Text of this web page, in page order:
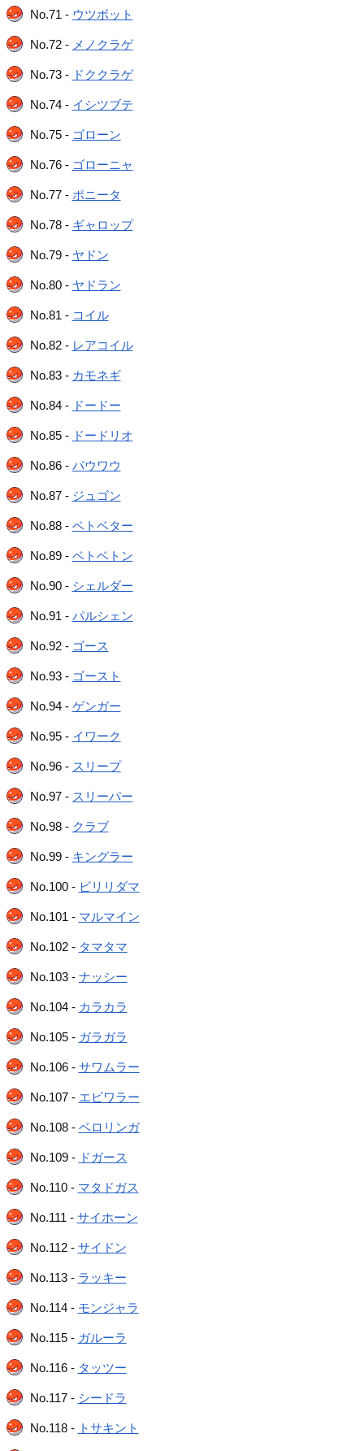
No.71 - ウツボット
No.72 - メノクラゲ
No.73 - ドククラゲ
No.74 - イシツブテ
No.75 - ゴローン
No.76 - ゴローニャ
No.77 - ポニータ
No.78 - ギャロップ
No.79 - ヤドン
No.80 - ヤドラン
No.81 - コイル
No.82 - レアコイル
No.83 - カモネギ
No.84 - ドードー
No.85 - ドードリオ
No.86 - パウワウ
No.87 - ジュゴン
No.88 - ベトベター
No.89 - ベトベトン
No.90 - シェルダー
No.91 - パルシェン
No.92 - ゴース
No.93 - ゴースト
No.94 - ゲンガー
No.95 - イワーク
No.96 - スリープ
No.97 - スリーパー
No.98 - クラブ
No.99 - キングラー
No.100 - ビリリダマ
No.101 - マルマイン
No.102 - タマタマ
No.103 - ナッシー
No.104 - カラカラ
No.105 - ガラガラ
No.106 - サワムラー
No.107 - エビワラー
No.108 - ベロリンガ
No.109 - ドガース
No.110 - マタドガス
No.111 - サイホーン
No.112 - サイドン
No.113 - ラッキー
No.114 - モンジャラ
No.115 - ガルーラ
No.116 - タッツー
No.117 - シードラ
No.118 - トサキント